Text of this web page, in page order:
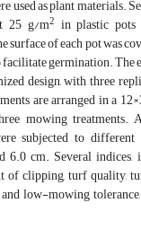
used as plant materials.
25 g/m2 in plastic
surface of each pot was
germination. The
design, with three
are arranged in a
mowing treatments.
subjected to
6.0 cm. Several
of clipping, turf quality,
low-mowing